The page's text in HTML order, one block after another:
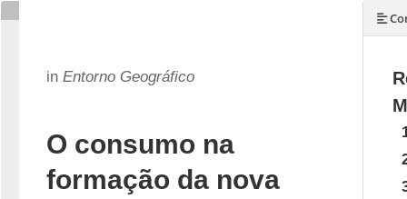
in Entorno Geográfico
O consumo na
formação da nova